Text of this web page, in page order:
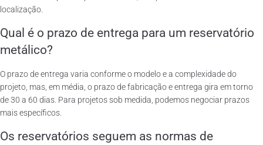
localização.
Qual é o prazo de entrega para um reservatório
metálico?
O prazo de entrega varia conforme o modelo e a complexidade do
projeto, mas, em média, o prazo de fabricação e entrega gira em torno
de 30 a 60 dias. Para projetos sob medida, podemos negociar prazos
mais específicos.
Os reservatórios seguem as normas de